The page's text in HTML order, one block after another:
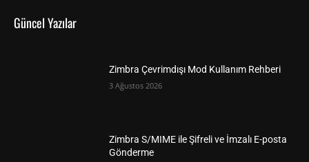
Güncel Yazılar
Zimbra Çevrimdışı Mod Kullanım Rehberi
3 Ağustos 2026
Zimbra S/MIME ile Şifreli ve İmzalı E-posta
Gönderme